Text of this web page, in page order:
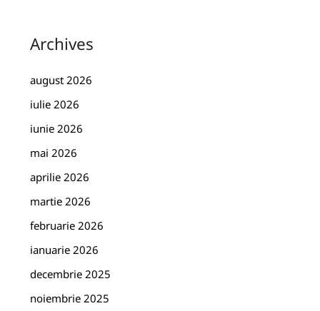
Archives
august 2026
iulie 2026
iunie 2026
mai 2026
aprilie 2026
martie 2026
februarie 2026
ianuarie 2026
decembrie 2025
noiembrie 2025